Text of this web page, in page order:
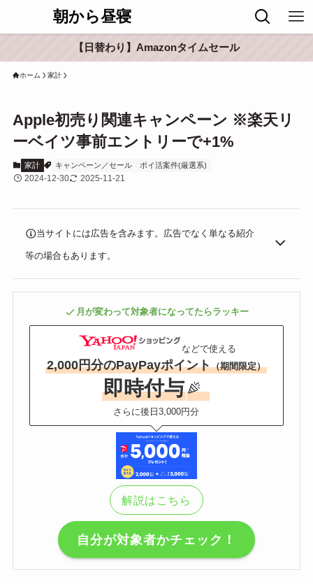
朝から昼寝
【日替わり】Amazonタイムセール
ホーム 家計
Apple初売り関連キャンペーン ※楽天リ
ーベイツ事前エントリーで+1%
家計 キャンペーン／セール ポイ活案件(厳選系)
2024-12-30 2025-11-21
当サイトには広告を含みます。広告でなく単なる紹介
等の場合もあります。
月が変わって対象者になってたらラッキー
などで使える
2,000円分のPayPayポイント（期間限定）
即時付与
さらに後日3,000円分
解説はこちら
自分が対象者かチェック！